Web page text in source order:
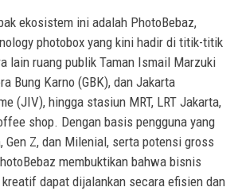
ekosistem ini adalah PhotoBebaz,
photobox yang kini hadir di titik-titik
lain ruang publik Taman Ismail Marzuki
Bung Karno (GBK), dan Jakarta
(JIV), hingga stasiun MRT, LRT Jakarta,
shop. Dengan basis pengguna yang
Gen Z, dan Milenial, serta potensi gross
membuktikan bahwa bisnis
dapat dijalankan secara efisien dan